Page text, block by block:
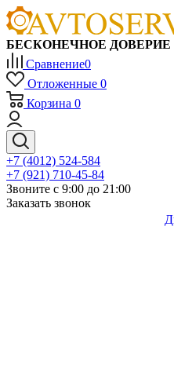
БЕСКОНЕЧНОЕ
Сравнение0
Отложенные 0
Корзина 0
+7 (4012) 524-584
+7 (921) 710-45-84
Звоните с 9:00 до 21:00
Заказать звонок